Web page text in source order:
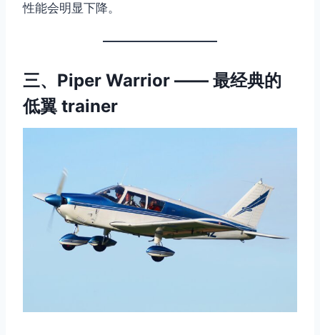
性能会明显下降。
三、Piper Warrior —— 最经典的
低翼 trainer